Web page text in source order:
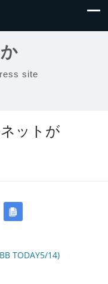
site
ットが
TODAY5/14)